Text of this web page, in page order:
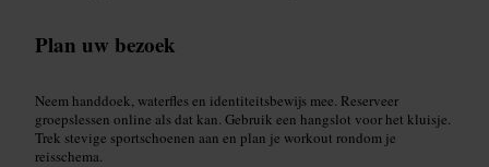
Plan uw bezoek
Neem handdoek, waterfles en identiteitsbewijs mee. Reserveer
groepslessen online als dat kan. Gebruik een hangslot voor het kluisje.
Trek stevige sportschoenen aan en plan je workout rondom je
reisschema.